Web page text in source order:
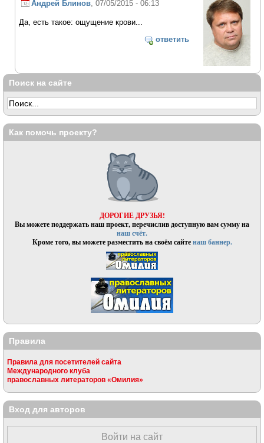
Андрей Блинов , 07/05/2015 - 06:13
Да, есть такое: ощущение крови...
ответить
Поиск на сайте
Как помочь проекту?
ДОРОГИЕ ДРУЗЬЯ!
Вы можете поддержать наш проект, перечислив доступную вам сумму на
наш счёт.
Кроме того, вы можете разместить на своём сайтенаш баннер.
Правила
Правила для посетителей сайта
Международного клуба
православных литераторов «Омилия»
Вход для авторов
Войти на сайт